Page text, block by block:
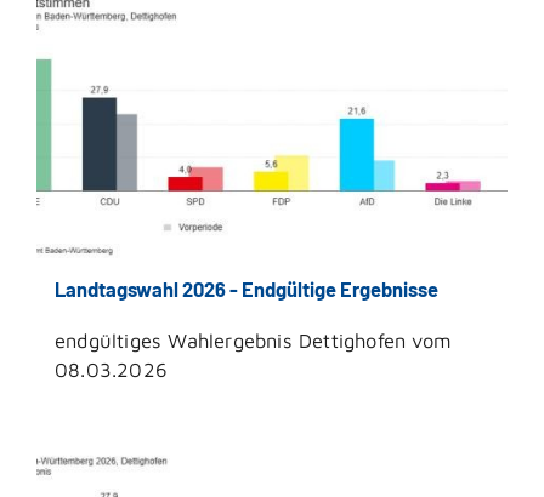
Landtagswahl 2026 - Endgültige Ergebnisse
endgültiges Wahlergebnis Dettighofen vom
08.03.2026